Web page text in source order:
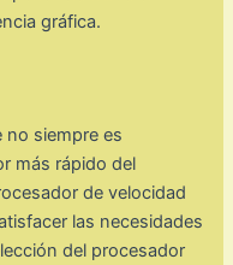
gráfica.
no siempre es
más rápido del
de velocidad
las necesidades
del procesador